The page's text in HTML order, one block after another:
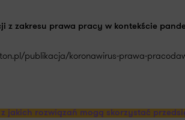
z zakresu prawa pracy w kontekście
publikacja/koronawirus-prawa-
z jakich rozwiązań mogą skorzystać